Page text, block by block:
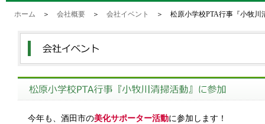
ホーム ＞ 会社概要 ＞ 会社イベント ＞ 松原小学校PTA行事『小牧川
今年も、酒田市の美化サポーター活動に参加します！